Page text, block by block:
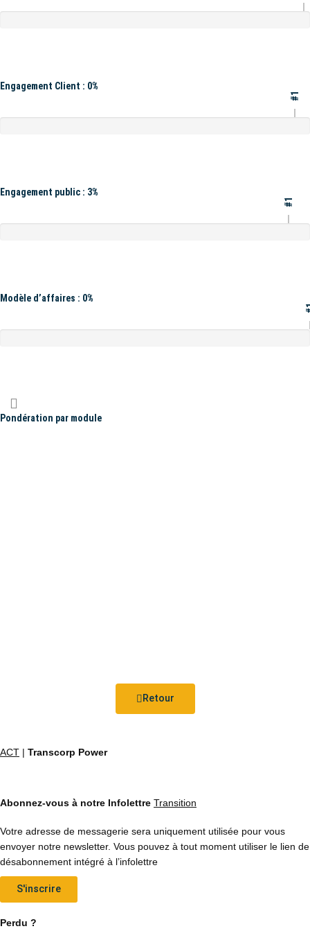
Engagement Client : 0%
#1
Engagement public : 3%
#1
Modèle d’affaires : 0%
Pondération par module
Retour
ACT | Transcorp Power
Abonnez-vous à notre Infolettre Transition
Votre adresse de messagerie sera uniquement utilisée pour vous
envoyer notre newsletter. Vous pouvez à tout moment utiliser le lien de
désabonnement intégré à l’infolettre
S'inscrire
Perdu ?